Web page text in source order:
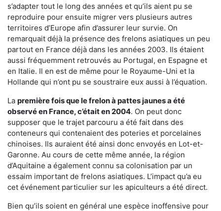
s’adapter tout le long des années et qu’ils aient pu se
reproduire pour ensuite migrer vers plusieurs autres
territoires d’Europe afin d’assurer leur survie. On
remarquait déjà la présence des frelons asiatiques un peu
partout en France déjà dans les années 2003. Ils étaient
aussi fréquemment retrouvés au Portugal, en Espagne et
en Italie. Il en est de même pour le Royaume-Uni et la
Hollande qui n’ont pu se soustraire eux aussi à l’équation.
La première fois que le frelon à pattes jaunes a été
observé en France, c’était en 2004. On peut donc
supposer que le trajet parcouru a été fait dans des
conteneurs qui contenaient des poteries et porcelaines
chinoises. Ils auraient été ainsi donc envoyés en Lot-et-
Garonne. Au cours de cette même année, la région
d’Aquitaine a également connu sa colonisation par un
essaim important de frelons asiatiques. L’impact qu’a eu
cet événement particulier sur les apiculteurs a été direct.
Bien qu’ils soient en général une espèce inoffensive pour